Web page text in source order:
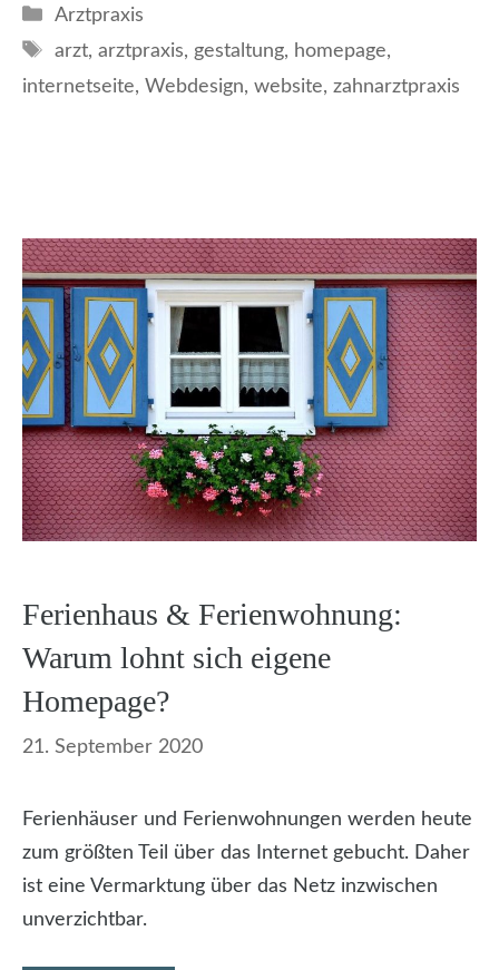
Kategorien
Arztpraxis
Schlagwörter
arzt, arztpraxis, gestaltung, homepage,
internetseite, Webdesign, website, zahnarztpraxis
Ferienhaus & Ferienwohnung:
Warum lohnt sich eigene
Homepage?
21. September 2020
Ferienhäuser und Ferienwohnungen werden heute
zum größten Teil über das Internet gebucht. Daher
ist eine Vermarktung über das Netz inzwischen
unverzichtbar.